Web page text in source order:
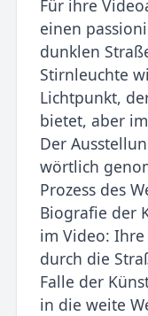
Für ihre
einen
dunklen
Stirnleuchte
Lichtpunkt,
bietet, aber
Der
wörtlich
Prozess des
Biografie der
im Video:
durch die
Falle der
in die weite